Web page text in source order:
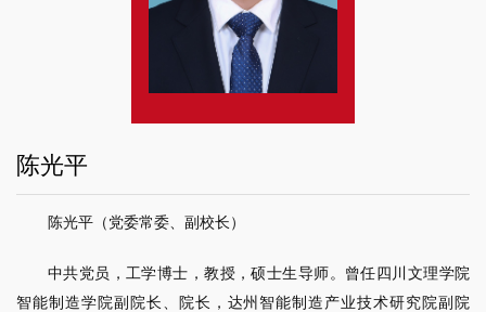
陈光平
陈光平（党委常委、副校长）
中共党员，工学博士，教授，硕士生导师。曾任四川文理学院
智能制造学院副院长、院长，达州智能制造产业技术研究院副院